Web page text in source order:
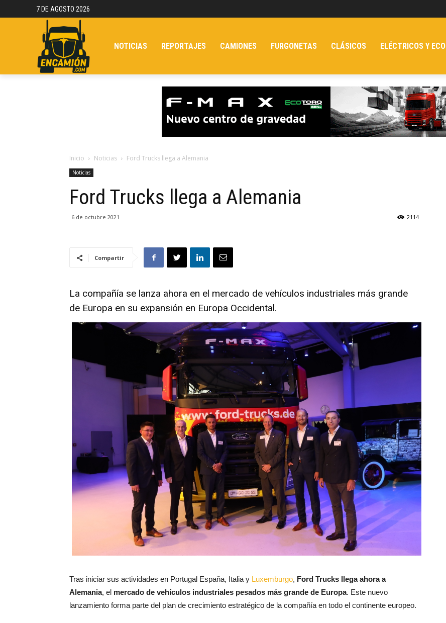
7 DE AGOSTO 2026
NOTICIAS REPORTAJES CAMIONES FURGONETAS CLÁSICOS ELÉCTRICOS Y ECO
Inicio Noticias Ford Trucks llega a Alemania
Noticias
Ford Trucks llega a Alemania
6 de octubre 2021 2114
Compartir
La compañía se lanza ahora en el mercado de vehículos industriales más grande
de Europa en su expansión en Europa Occidental.
Tras iniciar sus actividades en Portugal España, Italia y Luxemburgo, Ford Trucks llega ahora a
Alemania, el mercado de vehículos industriales pesados más grande de Europa. Este nuevo
lanzamiento forma parte del plan de crecimiento estratégico de la compañía en todo el continente europeo.